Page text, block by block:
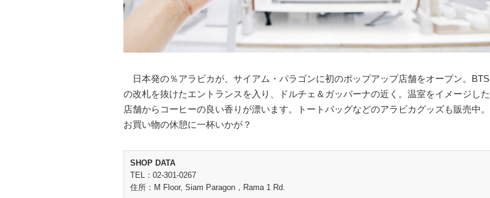
日本発の％アラビカが、サイアム・パラゴンに初のポップアップ店舗をオープン。BTS
の改札を抜けたエントランスを入り、ドルチェ＆ガッバーナの近く。温室をイメージした
店舗からコーヒーの良い香りが漂います。トートバッグなどのアラビカグッズも販売中。
お買い物の休憩に一杯いかが？
SHOP DATA
TEL：02-301-0267
住所：M Floor, Siam Paragon，Rama 1 Rd.